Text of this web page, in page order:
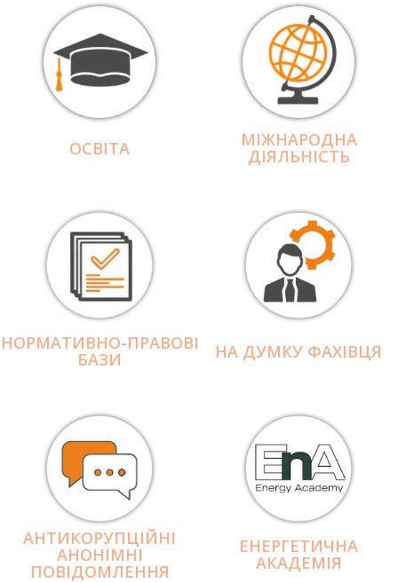
ОСВІТА МІЖНАРОДНА
ДІЯЛЬНІCТЬ
НОРМАТИВНО-ПРАВОВІ
БАЗИ НА ДУМКУ ФАХІВЦЯ
АНТИКОРУПЦІЙНІ
АНОНІМНІ
ПОВІДОМЛЕННЯ
ЕНЕРГЕТИЧНА
АКАДЕМІЯ